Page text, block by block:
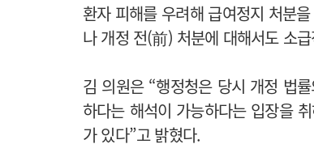
환자 피해를 우려해 급여정지 처분
나 개정 전(前) 처분에 대해서도 소
김 의원은 “행정청은 당시 개정 법
하다는 해석이 가능하다는 입장을
가 있다”고 밝혔다.